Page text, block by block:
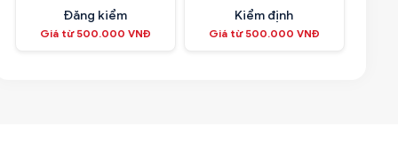
Đăng kiểm
Giá từ 500.000 VNĐ
Kiểm định
Giá từ 500.000 VNĐ